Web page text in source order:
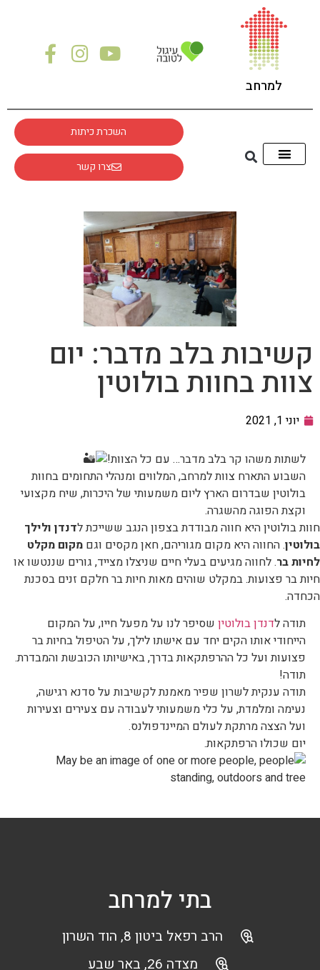
למרחב
השכרת כיתות
צרו קשר
קשיבות בלב מדבר: יום
צוות בחוות בולוטין
יוני 1, 2021
לשתות משהו קר בלב מדבר… עם כל הצוות!
השבוע התארח צוות למרחב, המלווים ומנהלי התחומים בחוות
בולוטין שבדרום הארץ ליום משמעותי של היכרות, שיח מקצועי
וקצת הפוגה מהשגרה.
חוות בולוטין היא חווה מבודדת בצפון הנגב ששייכת לדנדן ולילך
בולוטין. החווה היא מקום מגוריהם, חאן מקסים וגם מקום מקלט
לחיות בר. לחווה מגיעים בעלי חיים שניצלו מצייד, גורים שננטשו או
חיות בר פצועות. במקלט שוהים מאות חיות בר חלקם זנים בסכנת
הכחדה.
תודה לדנדן בולוטין שסיפר לנו על מפעל חייו, על המקום
הייחודי אותו הקים יחד עם אישתו לילך, על הטיפול בחיות בר
פצועות ועל כל ההרפתקאות בדרך, באישיותו הכובשת והמבדרת.
תודה!
תודה ענקית לשרון שפיר מאמנת לקשיבות על סדנא רגישה,
נעימה ומלמדת, על כלי משמעותי לעבודה עם צעירים וצעירות
ועל הצצה מרתקת לעולם המיינדפולנס.
יום שכולו הרפתקאות.
בתי למרחב
הרב רפאל ביטון 8, הוד השרון
מצדה 26, באר שבע